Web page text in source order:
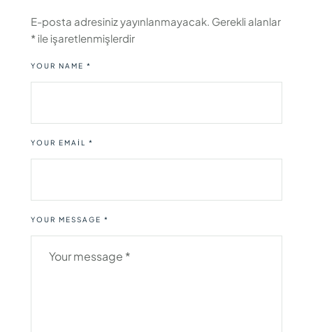
E-posta adresiniz yayınlanmayacak. Gerekli alanlar
* ile işaretlenmişlerdir
YOUR MESSAGE *
YOUR NAME *
YOUR EMAIL *